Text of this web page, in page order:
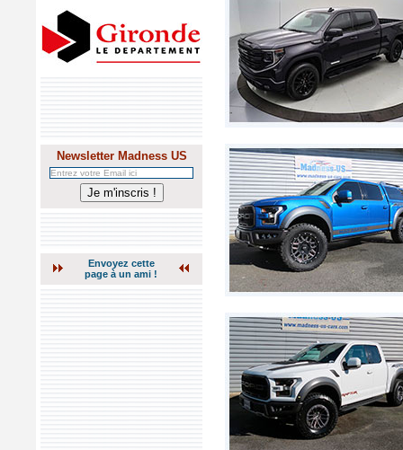
Newsletter Madness US
Envoyez cette
page à un ami !